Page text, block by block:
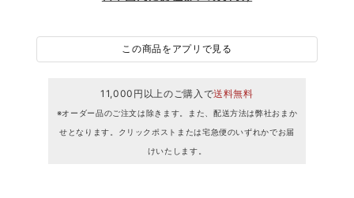
この商品をアプリで見る
11,000円以上のご購入で送料無料
※オーダー品のご注文は除きます。また、配送方法は弊社おまか
せとなります。クリックポストまたは宅急便のいずれかでお届
けいたします。